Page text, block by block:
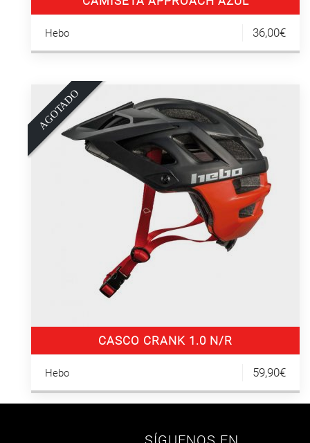
Hebo 36,00€
A
G
O
T
A
D
O
CASCO CRANK 1.0 N/R
Hebo 59,90€